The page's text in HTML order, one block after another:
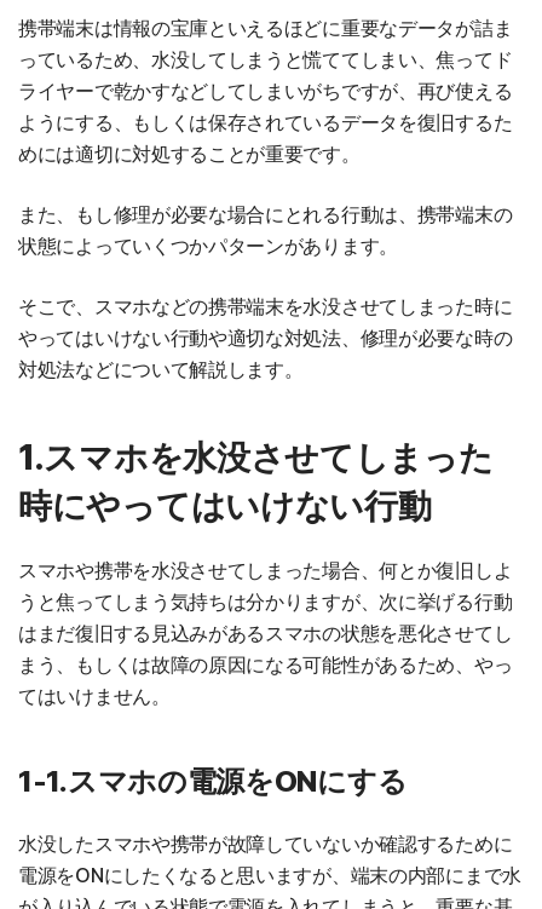
携帯端末は情報の宝庫といえるほどに重要なデータが詰ま
っているため、水没してしまうと慌ててしまい、焦ってド
ライヤーで乾かすなどしてしまいがちですが、再び使える
ようにする、もしくは保存されているデータを復旧するた
めには適切に対処することが重要です。
また、もし修理が必要な場合にとれる行動は、携帯端末の
状態によっていくつかパターンがあります。
そこで、スマホなどの携帯端末を水没させてしまった時に
やってはいけない行動や適切な対処法、修理が必要な時の
対処法などについて解説します。
1.スマホを水没させてしまった
時にやってはいけない行動
スマホや携帯を水没させてしまった場合、何とか復旧しよ
うと焦ってしまう気持ちは分かりますが、次に挙げる行動
はまだ復旧する見込みがあるスマホの状態を悪化させてし
まう、もしくは故障の原因になる可能性があるため、やっ
てはいけません。
1-1.スマホの電源をONにする
水没したスマホや携帯が故障していないか確認するために
電源をONにしたくなると思いますが、端末の内部にまで水